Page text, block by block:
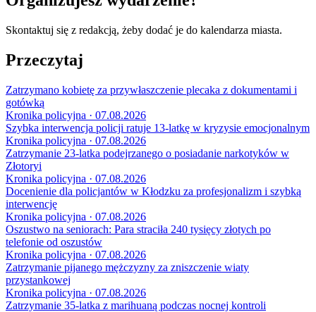
Skontaktuj się z redakcją, żeby dodać je do kalendarza miasta.
Przeczytaj
Zatrzymano kobietę za przywłaszczenie plecaka z dokumentami i
gotówką
Kronika policyjna · 07.08.2026
Szybka interwencja policji ratuje 13-latkę w kryzysie emocjonalnym
Kronika policyjna · 07.08.2026
Zatrzymanie 23-latka podejrzanego o posiadanie narkotyków w
Złotoryi
Kronika policyjna · 07.08.2026
Docenienie dla policjantów w Kłodzku za profesjonalizm i szybką
interwencję
Kronika policyjna · 07.08.2026
Oszustwo na seniorach: Para straciła 240 tysięcy złotych po
telefonie od oszustów
Kronika policyjna · 07.08.2026
Zatrzymanie pijanego mężczyzny za zniszczenie wiaty
przystankowej
Kronika policyjna · 07.08.2026
Zatrzymanie 35-latka z marihuaną podczas nocnej kontroli